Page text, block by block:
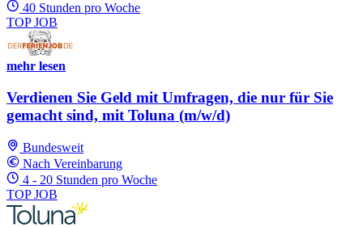
40 Stunden pro Woche
TOP JOB
mehr lesen
Verdienen Sie Geld mit Umfragen, die nur für Sie
gemacht sind, mit Toluna (m/w/d)
Bundesweit
Nach Vereinbarung
4 - 20 Stunden pro Woche
TOP JOB